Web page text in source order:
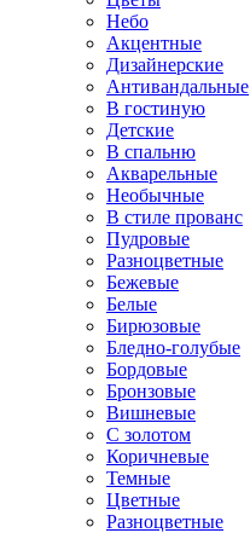
Небо
Акцентные
Дизайнерские
Антивандальные
В гостиную
Детские
В спальню
Акварельные
Необычные
В стиле прованс
Пудровые
Разноцветные
Бежевые
Белые
Бирюзовые
Бледно-голубые
Бордовые
Бронзовые
Вишневые
С золотом
Коричневые
Темные
Цветные
Разноцветные